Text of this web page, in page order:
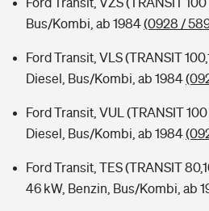
Bus/Kombi, ab 1984(0928 /
Ford Transit, VLS (TRANSIT
Diesel, Bus/Kombi, ab 1984
Ford Transit, VUL (TRANSIT
Diesel, Bus/Kombi, ab 1984
Ford Transit, TES (TRANSIT
46 kW, Benzin, Bus/Kombi, ab